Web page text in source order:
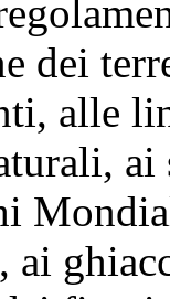
dei
alle
ai